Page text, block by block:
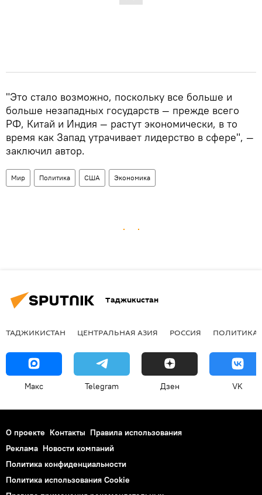
"Это стало возможно, поскольку все больше и
больше незападных государств — прежде всего
РФ, Китай и Индия — растут экономически, в то
время как Запад утрачивает лидерство в сфере", —
заключил автор.
Мир Политика США Экономика
Таджикистан
ТАДЖИКИСТАН ЦЕНТРАЛЬНАЯ АЗИЯ РОССИЯ ПОЛИТИКА
Макс Telegram Дзен VK
О проекте Контакты Правила использования
Реклама Новости компаний
Политика конфиденциальности
Политика использования Cookie